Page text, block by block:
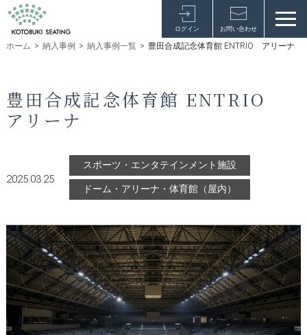
ログイン お問い合わせ
ホーム > 納入事例 > 納入事例一覧 > 豊田合成記念体育館 ENTRIO アリーナ
豊田合成記念体育館 ENTRIO
アリーナ
2025.03.25
スポーツ・エンタテインメント施設
ドーム・アリーナ・体育館（屋内）